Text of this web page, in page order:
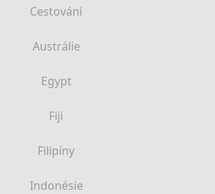
Cestování
Austrálie
Egypt
Fiji
Filipíny
Indonésie